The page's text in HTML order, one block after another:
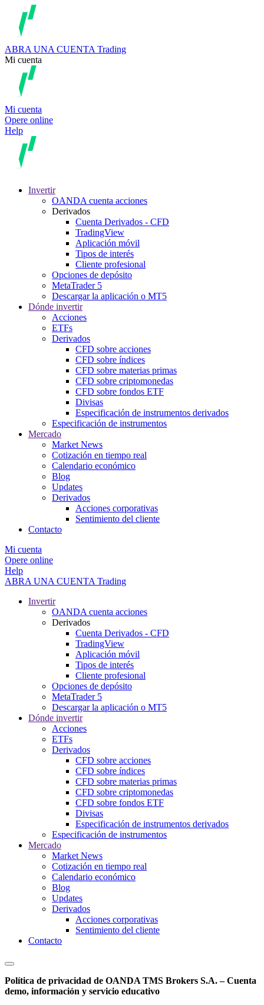
ABRA UNA CUENTA Trading
Mi cuenta
Mi cuenta
Opere online
Help
Invertir
OANDA cuenta acciones
Derivados
Cuenta Derivados - CFD
TradingView
Aplicación móvil
Tipos de interés
Cliente profesional
Opciones de depósito
MetaTrader 5
Descargar la aplicación o MT5
Dónde invertir
Acciones
ETFs
Derivados
CFD sobre acciones
CFD sobre índices
CFD sobre materias primas
CFD sobre criptomonedas
CFD sobre fondos ETF
Divisas
Especificación de instrumentos derivados
Especificación de instrumentos
Mercado
Market News
Cotización en tiempo real
Calendario económico
Blog
Updates
Derivados
Acciones corporativas
Sentimiento del cliente
Contacto
Mi cuenta
Opere online
Help
ABRA UNA CUENTA Trading
Invertir
OANDA cuenta acciones
Derivados
Cuenta Derivados - CFD
TradingView
Aplicación móvil
Tipos de interés
Cliente profesional
Opciones de depósito
MetaTrader 5
Descargar la aplicación o MT5
Dónde invertir
Acciones
ETFs
Derivados
CFD sobre acciones
CFD sobre índices
CFD sobre materias primas
CFD sobre criptomonedas
CFD sobre fondos ETF
Divisas
Especificación de instrumentos derivados
Especificación de instrumentos
Mercado
Market News
Cotización en tiempo real
Calendario económico
Blog
Updates
Derivados
Acciones corporativas
Sentimiento del cliente
Contacto
Política de privacidad de OANDA TMS Brokers S.A. – Cuenta
demo, información y servicio educativo